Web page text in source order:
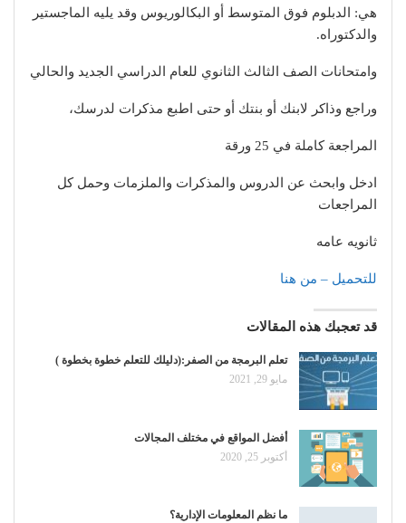
هي: الدبلوم فوق المتوسط أو البكالوريوس وقد يليه الماجستير
والدكتوراه.
وامتحانات الصف الثالث الثانوي للعام الدراسي الجديد والحالي
وراجع وذاكر لابنك أو بنتك أو حتى اطبع مذكرات لدرسك،
المراجعة كاملة في 25 ورقة
ادخل وابحث عن الدروس والمذكرات والملزمات وحمل كل
المراجعات
ثانويه عامه
للتحميل – من هنا
قد تعجبك هذه المقالات
تعلم البرمجة من الصفر:(دليلك للتعلم خطوة بخطوة )
مايو 29, 2021
أفضل المواقع في مختلف المجالات
أكتوبر 25, 2020
ما نظم المعلومات الإدارية؟